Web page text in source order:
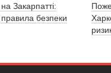
Закарпатті:
безпеки